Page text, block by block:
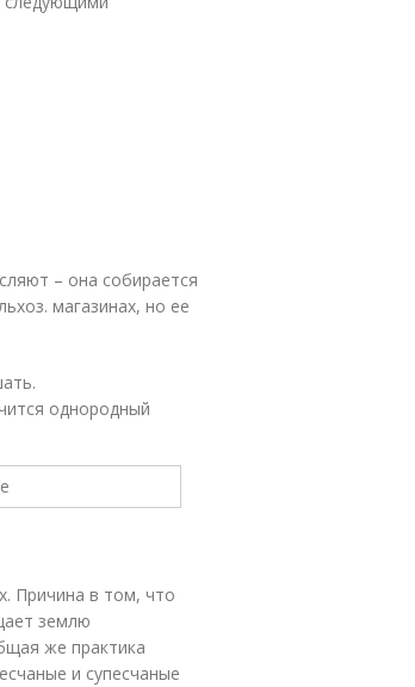
– она собирается
магазинах, но ее
однородный
Причина в том, что
землю
же практика
и супесчаные